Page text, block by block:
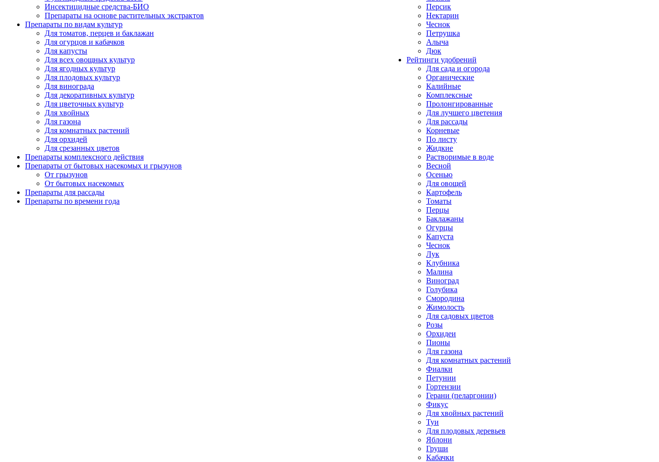
Инсектицидные средства-БИО
Препараты на основе растительных экстрактов
Препараты по видам культур
Для томатов, перцев и баклажан
Для огурцов и кабачков
Для капусты
Для всех овощных культур
Для ягодных культур
Для плодовых культур
Для винограда
Для декоративных культур
Для цветочных культур
Для хвойных
Для газона
Для комнатных растений
Для орхидей
Для срезанных цветов
Препараты комплексного действия
Препараты от бытовых насекомых и грызунов
От грызунов
От бытовых насекомых
Препараты для рассады
Препараты по времени года
Персик
Нектарин
Чеснок
Петрушка
Алыча
Дюк
Рейтинги удобрений
Для сада и огорода
Органические
Калийные
Комплексные
Пролонгированные
Для лучшего цветения
Для рассады
Корневые
По листу
Жидкие
Растворимые в воде
Весной
Осенью
Для овощей
Картофель
Томаты
Перцы
Баклажаны
Огурцы
Капуста
Чеснок
Лук
Клубника
Малина
Виноград
Голубика
Смородина
Жимолость
Для садовых цветов
Розы
Орхидеи
Пионы
Для газона
Для комнатных растений
Фиалки
Петунии
Гортензии
Герани (пеларгонии)
Фикус
Для хвойных растений
Туи
Для плодовых деревьев
Яблони
Груши
Кабачки